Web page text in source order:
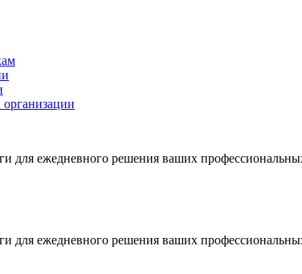
для ежедневного решения ваших
для ежедневного решения ваших